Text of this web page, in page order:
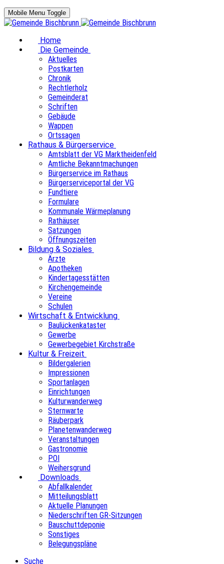
Mobile Menu Toggle
Home
Die Gemeinde
Aktuelles
Postkarten
Chronik
Rechtlerholz
Gemeinderat
Schriften
Gebäude
Wappen
Ortssagen
Rathaus & Bürgerservice
Amtsblatt der VG Marktheidenfeld
Amtliche Bekanntmachungen
Bürgerservice im Rathaus
Bürgerserviceportal der VG
Fundtiere
Formulare
Kommunale Wärmeplanung
Rathäuser
Satzungen
Öffnungszeiten
Bildung & Soziales
Ärzte
Apotheken
Kindertagesstätten
Kirchengemeinde
Vereine
Schulen
Wirtschaft & Entwicklung
Baulückenkataster
Gewerbe
Gewerbegebiet Kirchstraße
Kultur & Freizeit
Bildergalerien
Impressionen
Sportanlagen
Einrichtungen
Kulturwanderweg
Sternwarte
Räuberpark
Planetenwanderweg
Veranstaltungen
Gastronomie
POI
Weihersgrund
Downloads
Abfallkalender
Mitteilungsblatt
Aktuelle Planungen
Niederschriften GR-Sitzungen
Bauschuttdeponie
Sonstiges
Belegungspläne
Suche